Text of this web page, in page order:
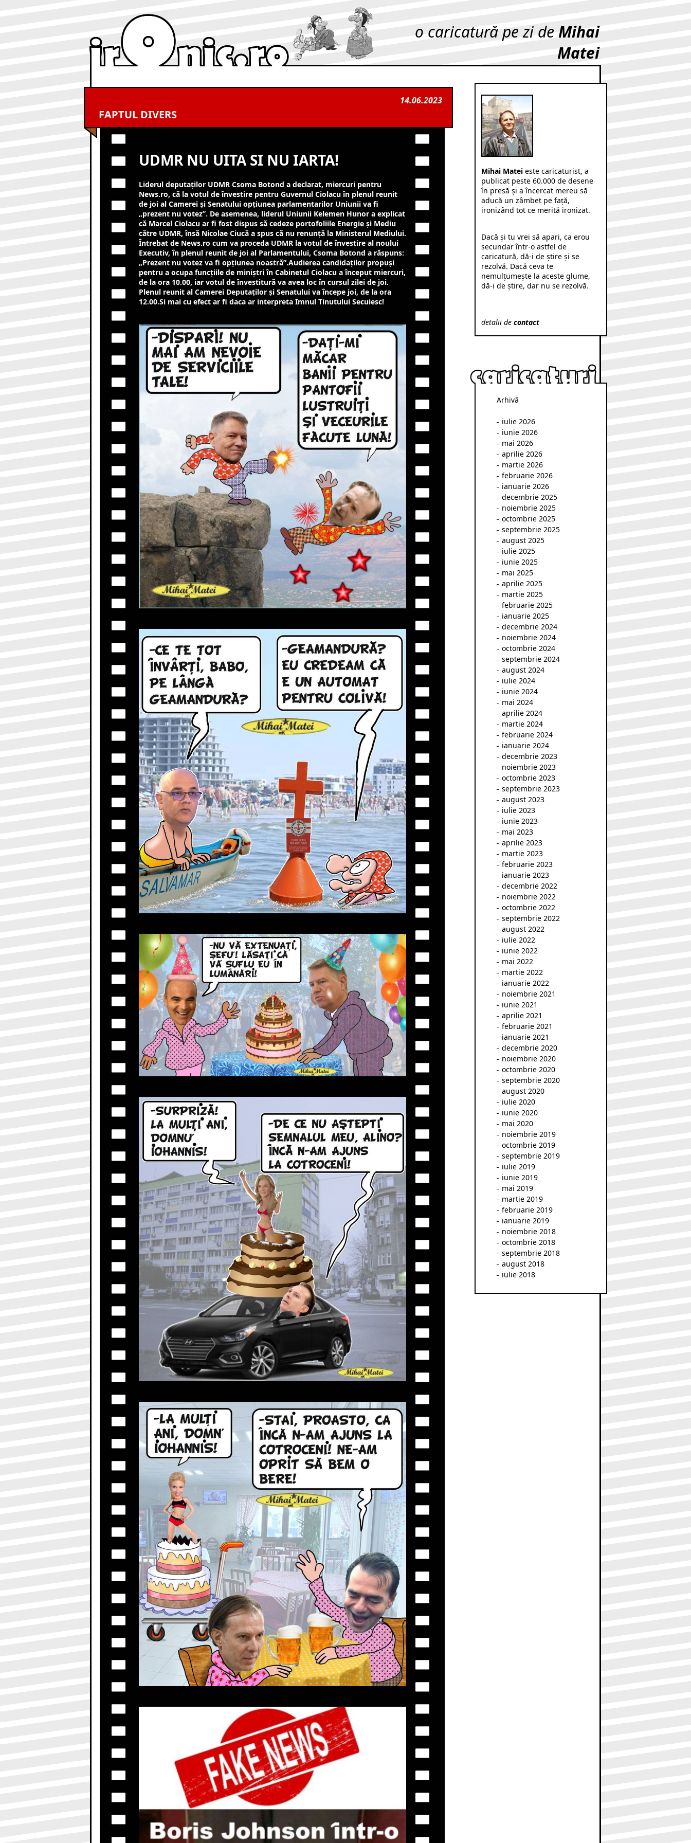
o caricatură pe zi deMihai
Matei
14.06.2023
FAPTUL DIVERS
UDMR NU UITA SI NU IARTA!
Liderul deputaţilor UDMR Csoma Botond a declarat, miercuri pentru
News.ro, că la votul de învestire pentru Guvernul Ciolacu în plenul reunit
de joi al Camerei şi Senatului opţiunea parlamentarilor Uniunii va fi
„prezent nu votez”. De asemenea, liderul Uniunii Kelemen Hunor a explicat
că Marcel Ciolacu ar fi fost dispus să cedeze portofoliile Energie şi Mediu
către UDMR, însă Nicolae Ciucă a spus că nu renunţă la Ministerul Mediului.
Întrebat de News.ro cum va proceda UDMR la votul de învestire al noului
Executiv, în plenul reunit de joi al Parlamentului, Csoma Botond a răspuns:
„Prezent nu votez va fi opţiunea noastră”.Audierea candidaţilor propuşi
pentru a ocupa funcţiile de miniştri în Cabinetul Ciolacu a început miercuri,
de la ora 10.00, iar votul de învestitură va avea loc în cursul zilei de joi.
Plenul reunit al Camerei Deputaţilor şi Senatului va începe joi, de la ora
12.00.Si mai cu efect ar fi daca ar interpreta Imnul Tinutului Secuiesc!
Mihai Matei este caricaturist, a
publicat peste 60.000 de desene
în presă şi a încercat mereu să
aducă un zâmbet pe faţă,
ironizând tot ce merită ironizat.
Dacă şi tu vrei să apari, ca erou
secundar într-o astfel de
caricatură, dă-i de ştire şi se
rezolvă. Dacă ceva te
nemulţumeşte la aceste glume,
dă-i de ştire, dar nu se rezolvă.
detalii de contact
Arhivă
iulie 2026
iunie 2026
mai 2026
aprilie 2026
martie 2026
februarie 2026
ianuarie 2026
decembrie 2025
noiembrie 2025
octombrie 2025
septembrie 2025
august 2025
iulie 2025
iunie 2025
mai 2025
aprilie 2025
martie 2025
februarie 2025
ianuarie 2025
decembrie 2024
noiembrie 2024
octombrie 2024
septembrie 2024
august 2024
iulie 2024
iunie 2024
mai 2024
aprilie 2024
martie 2024
februarie 2024
ianuarie 2024
decembrie 2023
noiembrie 2023
octombrie 2023
septembrie 2023
august 2023
iulie 2023
iunie 2023
mai 2023
aprilie 2023
martie 2023
februarie 2023
ianuarie 2023
decembrie 2022
noiembrie 2022
octombrie 2022
septembrie 2022
august 2022
iulie 2022
iunie 2022
mai 2022
martie 2022
ianuarie 2022
noiembrie 2021
iunie 2021
aprilie 2021
februarie 2021
ianuarie 2021
decembrie 2020
noiembrie 2020
octombrie 2020
septembrie 2020
august 2020
iulie 2020
iunie 2020
mai 2020
noiembrie 2019
octombrie 2019
septembrie 2019
iulie 2019
iunie 2019
mai 2019
martie 2019
februarie 2019
ianuarie 2019
noiembrie 2018
octombrie 2018
septembrie 2018
august 2018
iulie 2018